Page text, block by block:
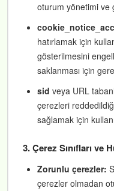
oturum yönetimi ve
hatırlamak için
gösterilmesini
saklanması için
sid veya URL
çerezleri
sağlamak için
3. Çerez Sınıfları ve
Zorunlu çerezler:
çerezler olmadan